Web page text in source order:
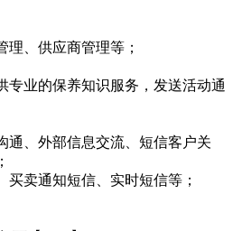
理、供应商管理等；
专业的保养知识服务，发送活动通
通、外部信息交流、短信客户关
卖通知短信、实时短信等；